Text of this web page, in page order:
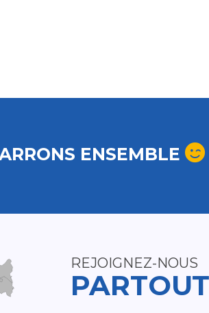
ENSEMBLE
REJOIGNEZ-NOUS